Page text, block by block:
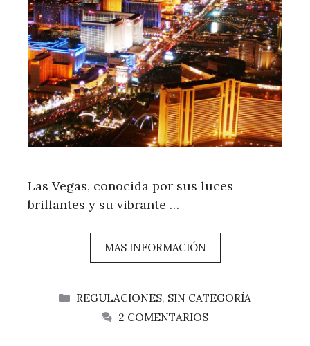
Las Vegas, conocida por sus luces
brillantes y su vibrante …
MAS INFORMACIÓN
CATEGORÍAS
REGULACIONES, SIN CATEGORÍA
2 COMENTARIOS